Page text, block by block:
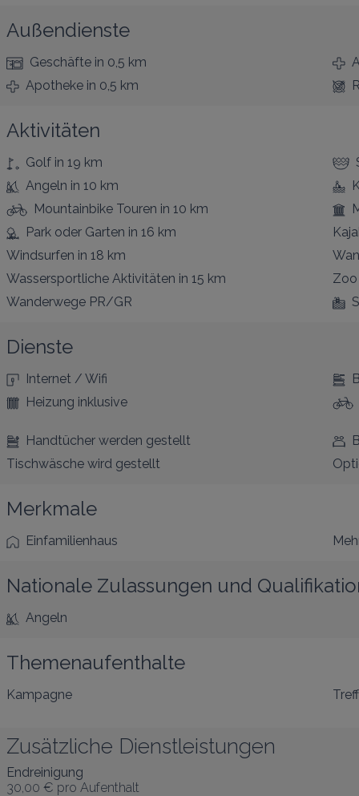
Außendienste
Geschäfte in 0,5 km
Apotheke in 0,5 km
Aktivitäten
Golf in 19 km
Angeln in 10 km
Mountainbike Touren in 10 km
Park oder Garten in 16 km
Windsurfen in 18 km
Wassersportliche Aktivitäten in 15 km Zoo
Wanderwege PR/GR
Dienste
Internet / Wifi
Heizung inklusive
Handtücher werden gestellt
Tischwäsche wird gestellt
Merkmale
Einfamilienhaus
Nationale Zulassungen und
Angeln
Themenaufenthalte
Kampagne
Zusätzliche Dienstleistungen
Endreinigung
30,00 € pro Aufenthalt